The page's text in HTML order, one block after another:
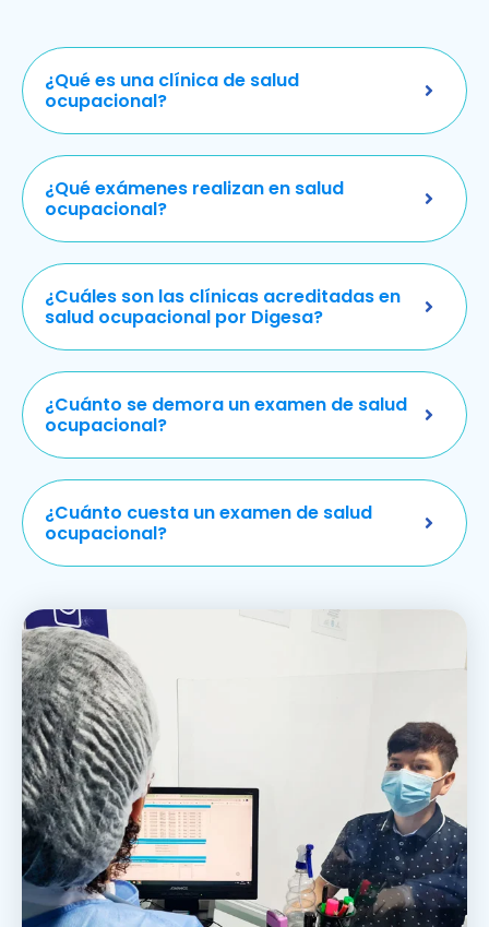
¿Qué es una clínica de salud
ocupacional?
¿Qué exámenes realizan en salud
ocupacional?
¿Cuáles son las clínicas acreditadas en
salud ocupacional por Digesa?
¿Cuánto se demora un examen de salud
ocupacional?
¿Cuánto cuesta un examen de salud
ocupacional?